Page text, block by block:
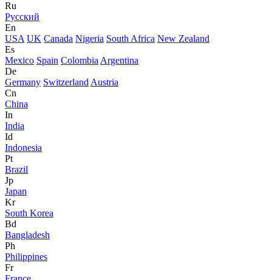
Ru
Русский
En
USA UK Canada Nigeria South Africa New Zealand
Es
Mexico Spain Colombia Argentina
De
Germany Switzerland Austria
Cn
China
In
India
Id
Indonesia
Pt
Brazil
Jp
Japan
Kr
South Korea
Bd
Bangladesh
Ph
Philippines
Fr